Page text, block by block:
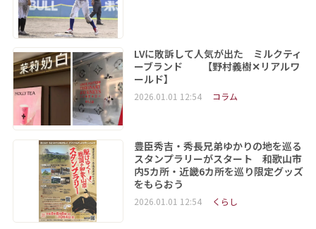
LVに敗訴して人気が出た ミルクティ
ーブランド 【野村義樹✕リアルワ
ールド】
2026.01.01 12:54 コラム
豊臣秀吉・秀長兄弟ゆかりの地を巡る
スタンプラリーがスタート 和歌山市
内5カ所・近畿6カ所を巡り限定グッズ
をもらおう
2026.01.01 12:54 くらし